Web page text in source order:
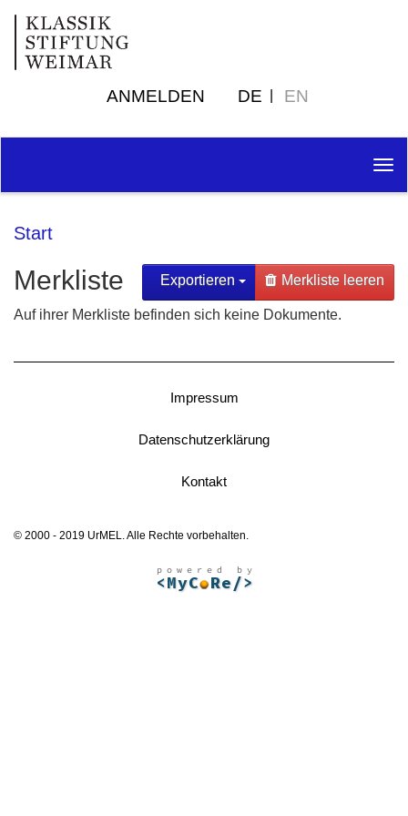
ANMELDEN DE EN
Start
Exportieren Merkliste leeren
Merkliste
Auf ihrer Merkliste befinden sich keine Dokumente.
Impressum
Datenschutzerklärung
Kontakt
© 2000 - 2019 UrMEL. Alle Rechte vorbehalten.